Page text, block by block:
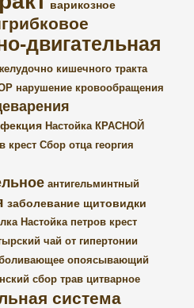
варикозное
двигательная
кишечного тракта
нарушение кровообращения
Настойка КРАСНОЙ
крест Сбор отца георгия
антигельминтный
заболевание щитовидки
Настойка петров крест
чай от гипертонии
опоясывающий
сбор трав цитварное
система